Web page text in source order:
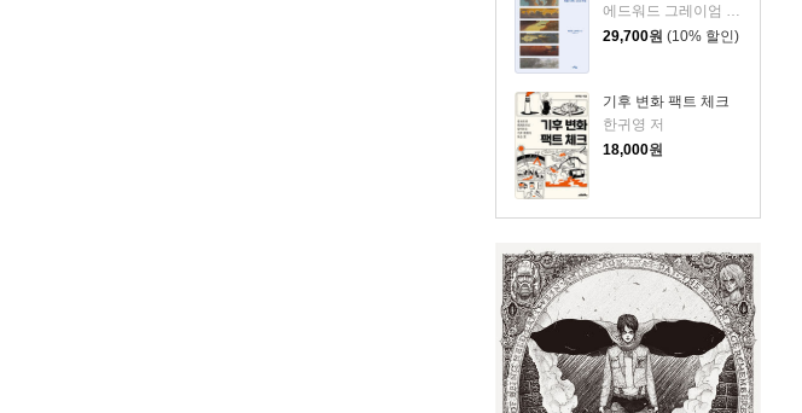
29,700원 (10% 할인)
기후 변화 팩트 체크
한귀영 저
18,000원